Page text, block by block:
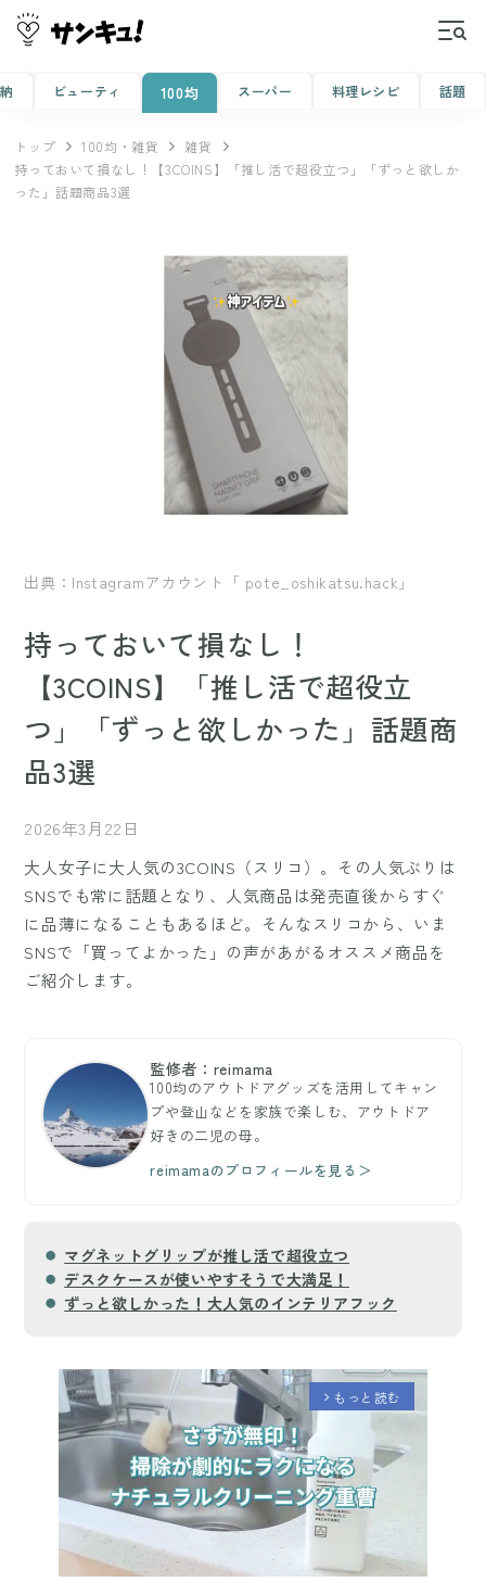
ビューティ 100均 スーパー 料理レシピ 話題
トップ 100均・雑貨
雑貨
持っておいて損なし！【3COINS】「推し活で超役立つ」「ずっと欲しか
った」話題商品3選
出典：Instagramアカウント「 pote_oshikatsu.hack」
持っておいて損なし！
【3COINS】「推し活で超役立
つ」「ずっと欲しかった」話題商
品3選
2026年3月22日
大人女子に大人気の3COINS（スリコ）。その人気ぶりは
SNSでも常に話題となり、人気商品は発売直後からすぐ
に品薄になることもあるほど。そんなスリコから、いま
SNSで「買ってよかった」の声があがるオススメ商品を
ご紹介します。
監修者：reimama
100均のアウトドアグッズを活用してキャン
プや登山などを家族で楽しむ、アウトドア
好きの二児の母。
reimamaのプロフィールを見る＞
マグネットグリップが推し活で超役立つ
デスクケースが使いやすそうで大満足！
ずっと欲しかった！大人気のインテリアフック
arrow_forward_ios もっと読む